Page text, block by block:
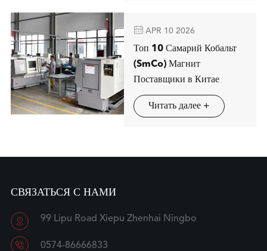
 APR 10 2026
Топ 10 Самарий Кобальт
(SmCo) Магнит
Поставщики в Китае
Читать далее +
СВЯЗАТЬСЯ С НАМИ
 99 Lipu Road Xiepu Zhenhai Ningbo
 0574-86666833